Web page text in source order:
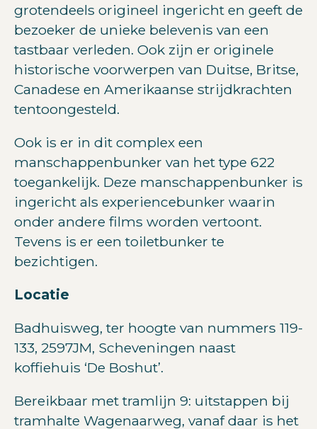
grotendeels origineel ingericht en geeft de
bezoeker de unieke belevenis van een
tastbaar verleden. Ook zijn er originele
historische voorwerpen van Duitse, Britse,
Canadese en Amerikaanse strijdkrachten
tentoongesteld.
Ook is er in dit complex een
manschappenbunker van het type 622
toegankelijk. Deze manschappenbunker is
ingericht als experiencebunker waarin
onder andere films worden vertoont.
Tevens is er een toiletbunker te
bezichtigen.
Locatie
Badhuisweg, ter hoogte van nummers 119-
133, 2597JM, Scheveningen naast
koffiehuis ‘De Boshut’.
Bereikbaar met tramlijn 9: uitstappen bij
tramhalte Wagenaarweg, vanaf daar is het